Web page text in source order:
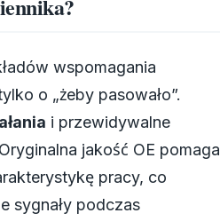
wspomagania
o „żeby pasowało”.
i przewidywalne
jakość OE pomaga
pracy, co
sygnały podczas